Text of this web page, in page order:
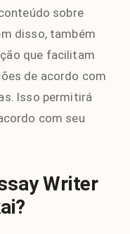
sobre
disso, também
que facilitam
de acordo com
Isso permitirá
com seu
Writer